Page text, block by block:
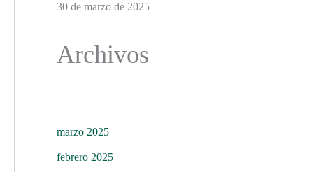
30 de marzo de 2025
Archivos
marzo 2025
febrero 2025